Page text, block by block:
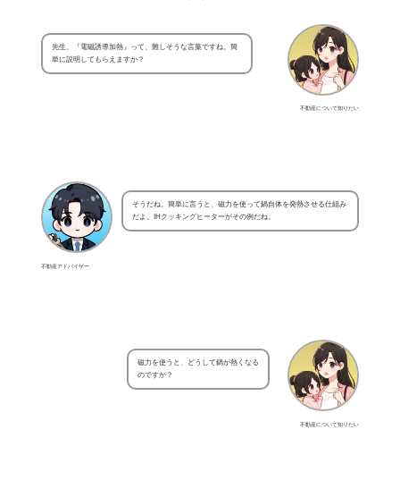
不動産について知りたい
先生、『電磁誘導加熱』って、難しそうな言葉ですね。簡
単に説明してもらえますか？
不動産アドバイザー
そうだね。簡単に言うと、磁力を使って鍋自体を発熱させる仕組み
だよ。IHクッキングヒーターがその例だね。
不動産について知りたい
磁力を使うと、どうして鍋が熱くなる
のですか？